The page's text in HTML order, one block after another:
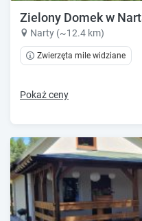
Zielony Domek w
Narty (~12.4 km)
Zwierzęta mile widziane
Pokaż ceny